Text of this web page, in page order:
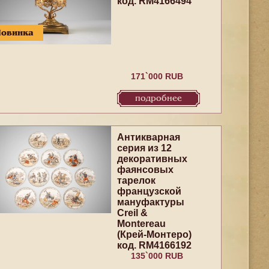
171`000 RUB
подробнее
Антикварная
серия из 12
декоративных
фаянсовых
тарелок
французской
мануфактуры
Creil &
Montereau
(Крей-Монтеро)
код. RM4166192
135`000 RUB